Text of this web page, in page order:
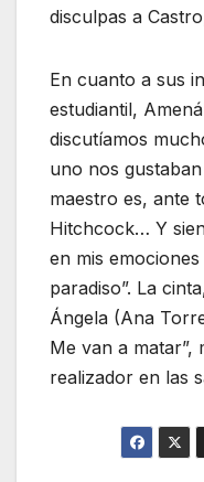
disculpas a
En cuanto a sus
estudiantil,
discutíamos
uno nos
maestro es, ante
Hitchcock… Y
en mis
paradiso”. La
Ángela (Ana
Me van a matar”,
realizador en las